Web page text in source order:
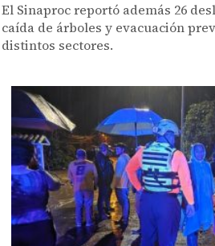
El Sinaproc reportó además 26
caída de árboles y evacuación
distintos sectores.